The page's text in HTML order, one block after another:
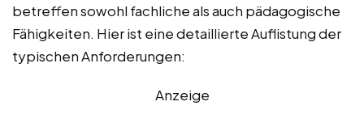
betreffen sowohl fachliche als auch pädagogische
Fähigkeiten. Hier ist eine detaillierte Auflistung der
typischen Anforderungen:
Anzeige